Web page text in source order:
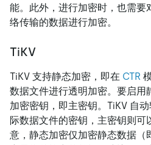
能。此外，进行加密时，也需要
络传输的数据进行加密。
TiKV
TiKV 支持静态加密，即在 CTR
数据文件进行透明加密。要启用
加密密钥，即主密钥。TiKV 自
际数据文件的密钥，主密钥则可
意，静态加密仅加密静态数据（